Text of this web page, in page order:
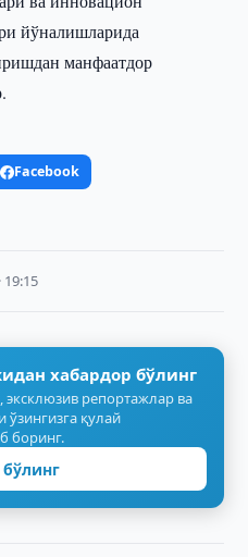
йўналишларида
манфаатдор
Facebook
19:15
хабардор бўлинг
репортажлар ва
ўзингизга қулай
боринг.